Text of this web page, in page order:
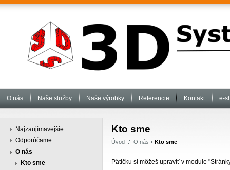
O nás Naše služby Naše výrobky Referencie Kontakt e-
Najzaujímavejšie
Odporúčame
O nás
Kto sme
Kto sme
Úvod O nás Kto sme
Pätičku si môžeš upraviť v module